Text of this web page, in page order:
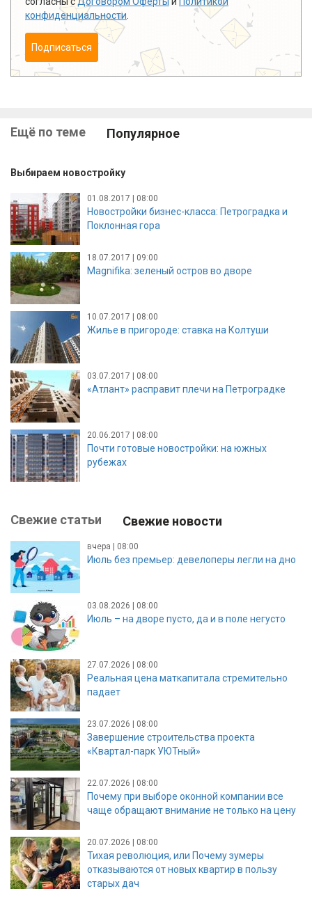
конфиденциальности
Подписаться
Ещё по теме Популярное
Выбираем новостройку
01.08.2017 | 08:00
Новостройки бизнес-класса: Петроградка и
Поклонная гора
18.07.2017 | 09:00
Magnifika: зеленый остров во дворе
10.07.2017 | 08:00
Жилье в пригороде: ставка на Колтуши
03.07.2017 | 08:00
«Атлант» расправит плечи на Петроградке
20.06.2017 | 08:00
Почти готовые новостройки: на южных
рубежах
Свежие статьи Свежие новости
вчера | 08:00
Июль без премьер: девелоперы легли на дно
03.08.2026 | 08:00
Июль – на дворе пусто, да и в поле негусто
27.07.2026 | 08:00
Реальная цена маткапитала стремительно
падает
23.07.2026 | 08:00
Завершение строительства проекта
«Квартал-парк УЮТный»
22.07.2026 | 08:00
Почему при выборе оконной компании все
чаще обращают внимание не только на цену
20.07.2026 | 08:00
Тихая революция, или Почему зумеры
отказываются от новых квартир в пользу
старых дач